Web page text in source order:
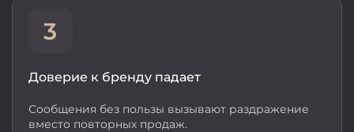
Доверие к бренду падает
Сообщения без пользы вызывают раздражение
вместо повторных продаж.